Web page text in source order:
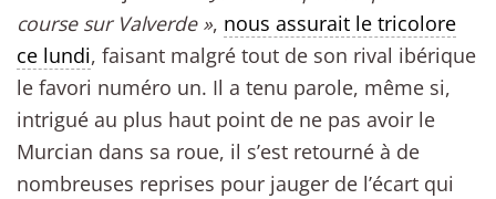
course sur Valverde », nous assurait le tricolore
ce lundi, faisant malgré tout de son rival ibérique
le favori numéro un. Il a tenu parole, même si,
intrigué au plus haut point de ne pas avoir le
Murcian dans sa roue, il s’est retourné à de
nombreuses reprises pour jauger de l’écart qui